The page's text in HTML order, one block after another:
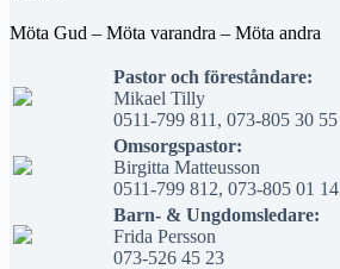
Möta Gud – Möta varandra – Möta andra
Pastor och föreståndare:
Mikael Tilly
0511-799 811, 073-805 30 55
Omsorgspastor:
Birgitta Matteusson
0511-799 812, 073-805 01 14
Barn- & Ungdomsledare:
Frida Persson
073-526 45 23